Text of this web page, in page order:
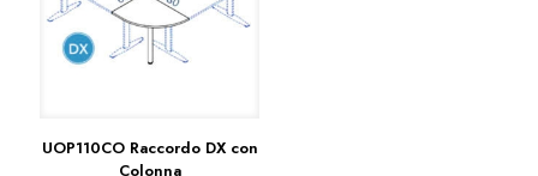
UOP110CO Raccordo DX con
Colonna